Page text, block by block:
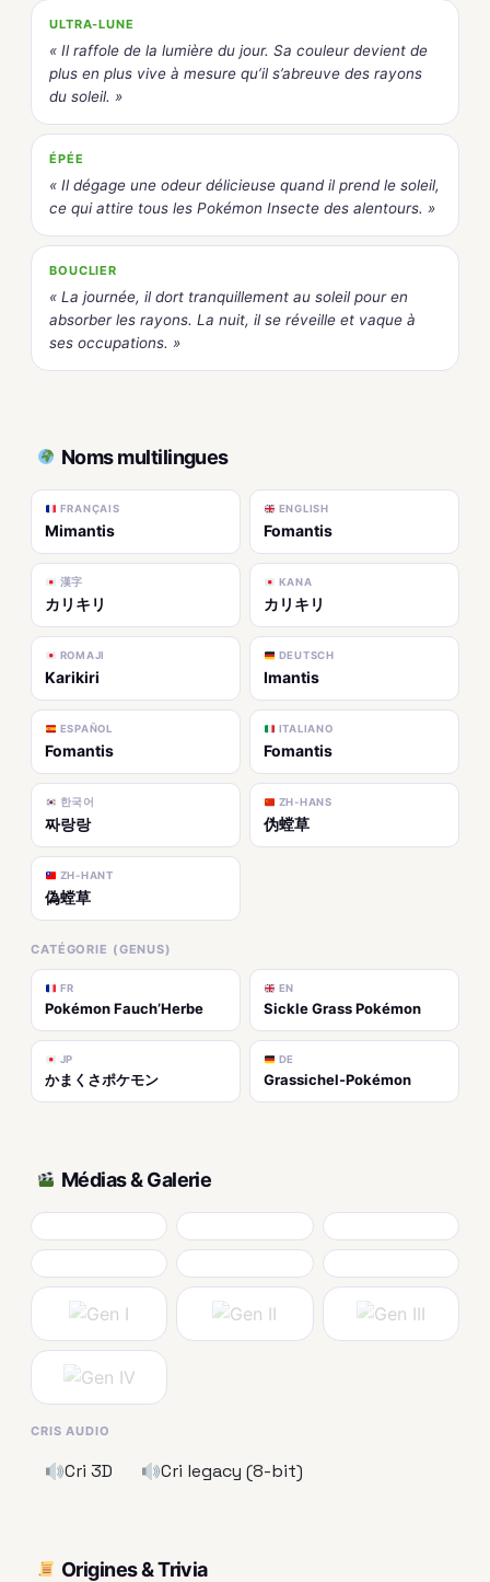
ULTRA-LUNE
« Il raffole de la lumière du jour. Sa couleur devient de
plus en plus vive à mesure qu’il s’abreuve des rayons
du soleil. »
ÉPÉE
« Il dégage une odeur délicieuse quand il prend le soleil,
ce qui attire tous les Pokémon Insecte des alentours. »
BOUCLIER
« La journée, il dort tranquillement au soleil pour en
absorber les rayons. La nuit, il se réveille et vaque à
ses occupations. »
Noms multilingues
FRANÇAIS
Mimantis
ENGLISH
Fomantis
漢字
カリキリ
KANA
カリキリ
ROMAJI
Karikiri
DEUTSCH
Imantis
ESPAÑOL
Fomantis
ITALIANO
Fomantis
한국어
짜랑랑
ZH-HANS
伪螳草
ZH-HANT
偽螳草
CATÉGORIE (GENUS)
FR
Pokémon Fauch’Herbe
EN
Sickle Grass Pokémon
JP
かまくさポケモン
DE
Grassichel-Pokémon
Médias & Galerie
CRIS AUDIO
Cri 3D Cri legacy (8-bit)
Origines & Trivia